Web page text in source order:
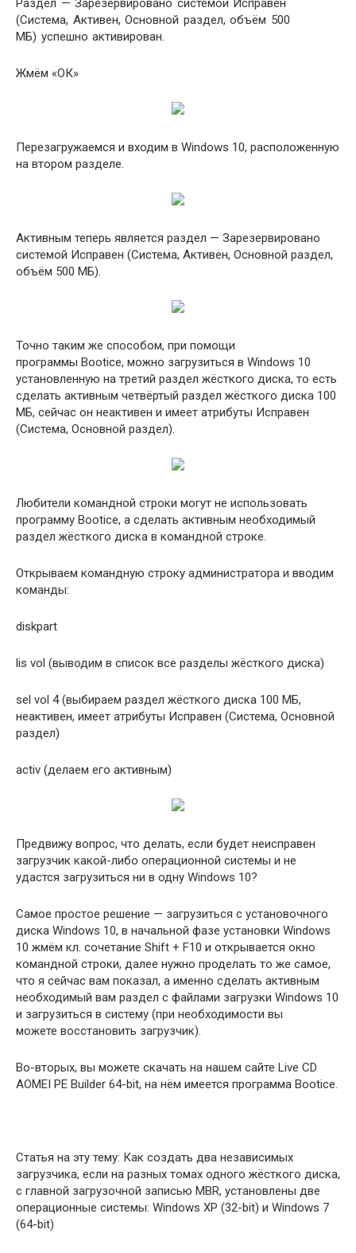
Раздел — Зарезервировано системой Исправен
(Система, Активен, Основной раздел, объём 500
МБ) успешно активирован.
Жмём «ОК»
Перезагружаемся и входим в Windows 10, расположенную
на втором разделе.
Активным теперь является раздел — Зарезервировано
системой Исправен (Система, Активен, Основной раздел,
объём 500 МБ).
Точно таким же способом, при помощи
программы Bootice, можно загрузиться в Windows 10
установленную на третий раздел жёсткого диска, то есть
сделать активным четвёртый раздел жёсткого диска 100
МБ, сейчас он неактивен и имеет атрибуты Исправен
(Система, Основной раздел).
Любители командной строки могут не использовать
программу Bootice, а сделать активным необходимый
раздел жёсткого диска в командной строке.
Открываем командную строку администратора и вводим
команды:
diskpart
lis vol (выводим в список все разделы жёсткого диска)
sel vol 4 (выбираем раздел жёсткого диска 100 МБ,
неактивен, имеет атрибуты Исправен (Система, Основной
раздел)
activ (делаем его активным)
Предвижу вопрос, что делать, если будет неисправен
загрузчик какой-либо операционной системы и не
удастся загрузиться ни в одну Windows 10?
Самое простое решение — загрузиться с установочного
диска Windows 10, в начальной фазе установки Windows
10 жмём кл. сочетание Shift + F10 и открывается окно
командной строки, далее нужно проделать то же самое,
что я сейчас вам показал, а именно сделать активным
необходимый вам раздел с файлами загрузки Windows 10
и загрузиться в систему (при необходимости вы
можете восстановить загрузчик).
Во-вторых, вы можете скачать на нашем сайте Live CD
AOMEI PE Builder 64-bit, на нём имеется программа Bootice.
Статья на эту тему: Как создать два независимых
загрузчика, если на разных томах одного жёсткого диска,
с главной загрузочной записью MBR, установлены две
операционные системы: Windows XP (32-bit) и Windows 7
(64-bit)